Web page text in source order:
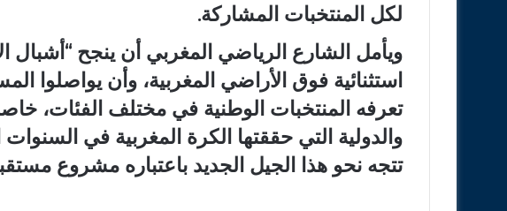
لكل المنتخبات المشاركة.
ويأمل الشارع الرياضي المغربي أن ينجح
استثنائية فوق الأراضي المغربية، وأن يواصلوا
تعرفه المنتخبات الوطنية في مختلف الفئات،
والدولية التي حققتها الكرة المغربية في السنوات
تتجه نحو هذا الجيل الجديد باعتباره مشروع